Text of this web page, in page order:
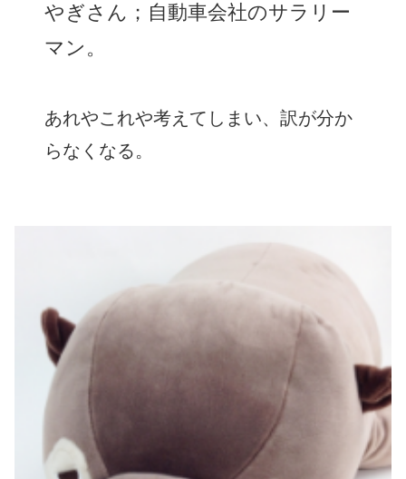
やぎさん；自動車会社のサラリー
マン。
あれやこれや考えてしまい、訳が分か
らなくなる。